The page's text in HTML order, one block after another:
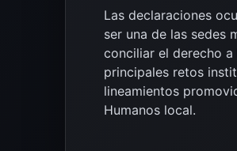
Las declaraciones
ser una de las sedes
conciliar el derecho
principales retos
lineamientos
Humanos local.